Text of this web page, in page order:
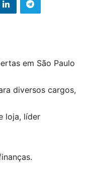
em São Paulo
diversos cargos,
loja, líder